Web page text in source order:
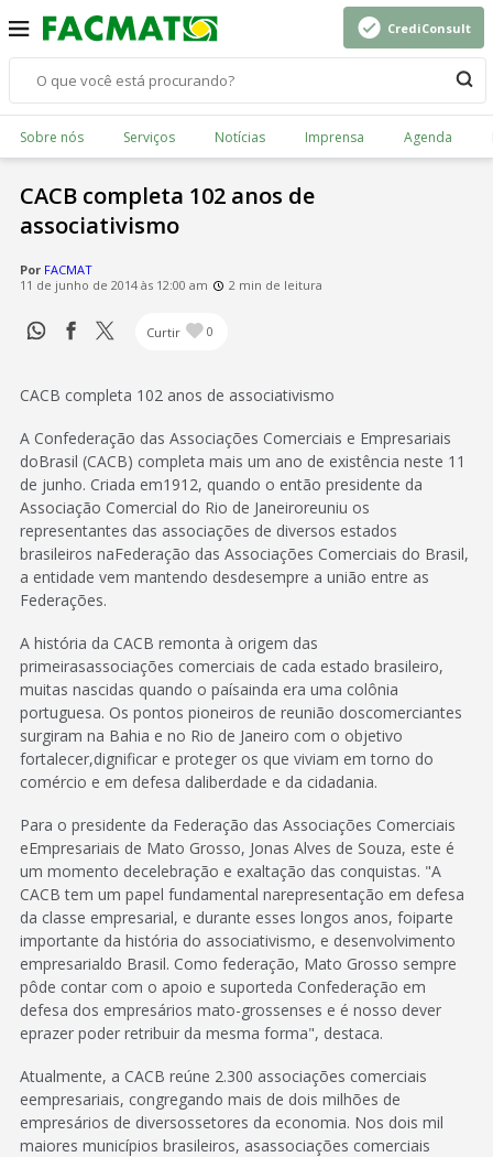
CrediConsult
Sobre nós Serviços Notícias Imprensa Agenda
CACB completa 102 anos de
associativismo
Por FACMAT
11 de junho de 2014 às 12:00 am
2 min de leitura
Curtir 0
CACB completa 102 anos de associativismo
A Confederação das Associações Comerciais e Empresariais
doBrasil (CACB) completa mais um ano de existência neste 11
de junho. Criada em1912, quando o então presidente da
Associação Comercial do Rio de Janeiroreuniu os
representantes das associações de diversos estados
brasileiros naFederação das Associações Comerciais do Brasil,
a entidade vem mantendo desdesempre a união entre as
Federações.
A história da CACB remonta à origem das
primeirasassociações comerciais de cada estado brasileiro,
muitas nascidas quando o paísainda era uma colônia
portuguesa. Os pontos pioneiros de reunião doscomerciantes
surgiram na Bahia e no Rio de Janeiro com o objetivo
fortalecer,dignificar e proteger os que viviam em torno do
comércio e em defesa daliberdade e da cidadania.
Para o presidente da Federação das Associações Comerciais
eEmpresariais de Mato Grosso, Jonas Alves de Souza, este é
um momento decelebração e exaltação das conquistas. "A
CACB tem um papel fundamental narepresentação em defesa
da classe empresarial, e durante esses longos anos, foiparte
importante da história do associativismo, e desenvolvimento
empresarialdo Brasil. Como federação, Mato Grosso sempre
pôde contar com o apoio e suporteda Confederação em
defesa dos empresários mato-grossenses e é nosso dever
eprazer poder retribuir da mesma forma", destaca.
Atualmente, a CACB reúne 2.300 associações comerciais
eempresariais, congregando mais de dois milhões de
empresários de diversossetores da economia. Nos dois mil
maiores municípios brasileiros, asassociações comerciais